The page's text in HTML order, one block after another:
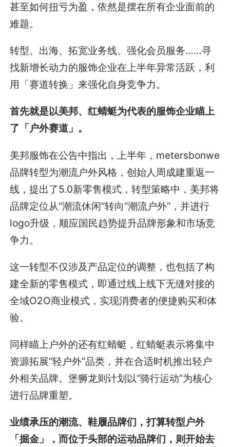
甚至如何扭亏为盈，依然是摆在所有企业面前的
难题。
转型、出海、拓宽业务线、强化会员服务……寻
找新增长动力的服饰企业在上半年异常活跃，利
用「赛道转换」来强化自身竞争力。
首先就是以美邦、红蜻蜓为代表的服饰企业瞄上
了「户外赛道」。
美邦服饰在公告中指出，上半年，metersbonwe
品牌转型为潮流户外风格，创始人周成建重返一
线，提出了5.0新零售模式，转型策略中，美邦将
品牌定位从“潮流休闲”转向“潮流户外”，并进行
logo升级，顺应国民趋势提升品牌形象和市场竞
争力。
这一转型不仅涉及产品定位的调整，也包括了构
建全新的零售模式，即通过线上线下无缝对接的
全域O2O商业模式，实现消费者的便捷购买和体
验。
同样瞄上户外的还有红蜻蜓，红蜻蜓表示将集中
资源拓展“轻户外”品类，并在合适时机推出轻户
外相关品牌。堡狮龙则计划以“骑行运动”为核心
进行品牌重塑。
业绩承压的潮流、鞋履品牌们，打算转型户外
「掘金」，而位于头部的运动品牌们，则开始去